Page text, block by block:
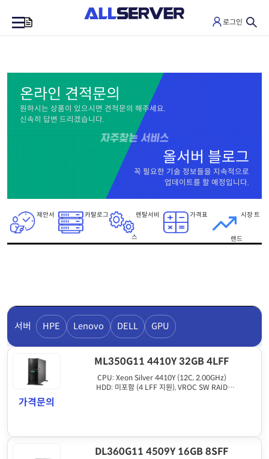
로그인
온라인 견적문의
원하시는 상품이 있으시면 견적문의 해주세요.
신속히 답변 드리겠습니다.
올서버 블로그
꼭 필요한 기술 정보들을 지속적으로
업데이트를 할 예정입니다.
제안서 카탈로그 렌탈서비
스
가격표 시장 트
렌드
서버 HPE Lenovo DELL GPU
ML350G11 4410Y 32GB 4LFF
CPU: Xeon Silver 4410Y (12C, 2.00GHz)
HDD: 미포함 (4 LFF 지원), VROC SW RAID
가격문의
DL360G11 4509Y 16GB 8SFF